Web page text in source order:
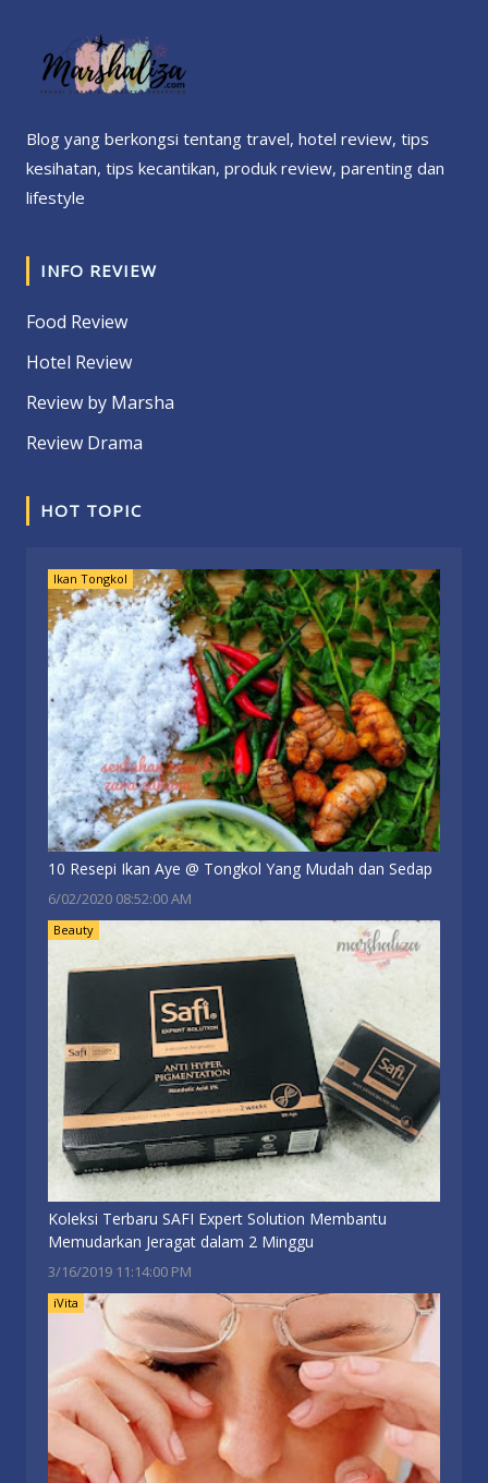
Blog yang berkongsi tentang travel, hotel review, tips
kesihatan, tips kecantikan, produk review, parenting dan
lifestyle
INFO REVIEW
Food Review
Hotel Review
Review by Marsha
Review Drama
HOT TOPIC
Ikan Tongkol
10 Resepi Ikan Aye @ Tongkol Yang Mudah dan Sedap
6/02/2020 08:52:00 AM
Beauty
Koleksi Terbaru SAFI Expert Solution Membantu
Memudarkan Jeragat dalam 2 Minggu
3/16/2019 11:14:00 PM
iVita